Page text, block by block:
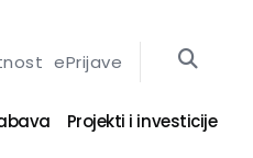
ePrijave
Projekti i investicije